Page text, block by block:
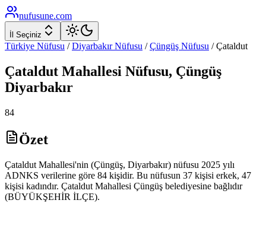
nufusune.com
İl Seçiniz
Türkiye Nüfusu / DiyarbakırNüfusu / Çüngüş Nüfusu /Çataldut
Çataldut Mahallesi Nüfusu, Çüngüş
Diyarbakır
84
Özet
Çataldut Mahallesi'nin (Çüngüş, Diyarbakır) nüfusu 2025 yılı
ADNKS verilerine göre 84 kişidir. Bu nüfusun 37 kişisi erkek, 47
kişisi kadındır. Çataldut Mahallesi Çüngüş belediyesine bağlıdır
(BÜYÜKŞEHİR İLÇE).